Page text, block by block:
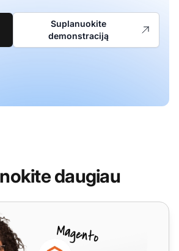
Suplanuokite
demonstraciją
daugiau